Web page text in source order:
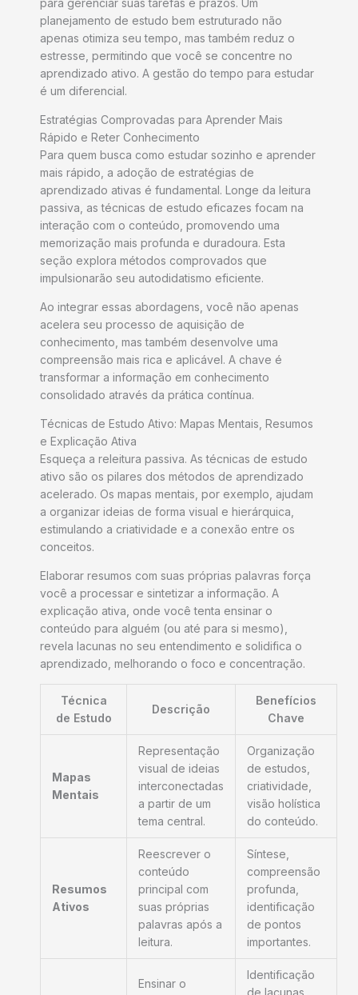
planejamento de estudo bem estruturado não
apenas otimiza seu tempo, mas também reduz o
estresse, permitindo que você se concentre no
aprendizado ativo. A gestão do tempo para estudar
é um diferencial.
Estratégias Comprovadas para Aprender Mais
Rápido e Reter Conhecimento
Para quem busca como estudar sozinho e aprender
mais rápido, a adoção de estratégias de
aprendizado ativas é fundamental. Longe da leitura
passiva, as técnicas de estudo eficazes focam na
interação com o conteúdo, promovendo uma
memorização mais profunda e duradoura. Esta
seção explora métodos comprovados que
impulsionarão seu autodidatismo eficiente.
Ao integrar essas abordagens, você não apenas
acelera seu processo de aquisição de
conhecimento, mas também desenvolve uma
compreensão mais rica e aplicável. A chave é
transformar a informação em conhecimento
consolidado através da prática contínua.
Técnicas de Estudo Ativo: Mapas Mentais, Resumos
e Explicação Ativa
Esqueça a releitura passiva. As técnicas de estudo
ativo são os pilares dos métodos de aprendizado
acelerado. Os mapas mentais, por exemplo, ajudam
a organizar ideias de forma visual e hierárquica,
estimulando a criatividade e a conexão entre os
conceitos.
Elaborar resumos com suas próprias palavras força
você a processar e sintetizar a informação. A
explicação ativa, onde você tenta ensinar o
conteúdo para alguém (ou até para si mesmo),
revela lacunas no seu entendimento e solidifica o
aprendizado, melhorando o foco e concentração.
Técnica
de Estudo
Descrição
Benefícios
Chave
Mapas
Mentais
Representação
visual de ideias
interconectadas
a partir de um
tema central.
Organização
de estudos,
criatividade,
visão holística
do conteúdo.
Resumos
Ativos
Reescrever o
conteúdo
principal com
suas próprias
palavras após a
leitura.
Síntese,
compreensão
profunda,
identificação
de pontos
importantes.
Ensinar o
Identificação
de lacunas,